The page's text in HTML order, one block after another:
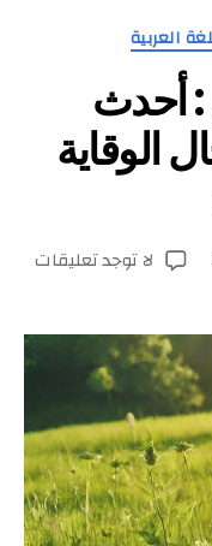
العربية
أحدث
الوقاية
لا توجد تعليقاتعلى
: